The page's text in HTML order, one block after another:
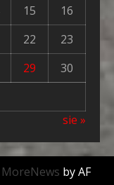
15
16
22
23
29
30
sie »
MoreNews by AF